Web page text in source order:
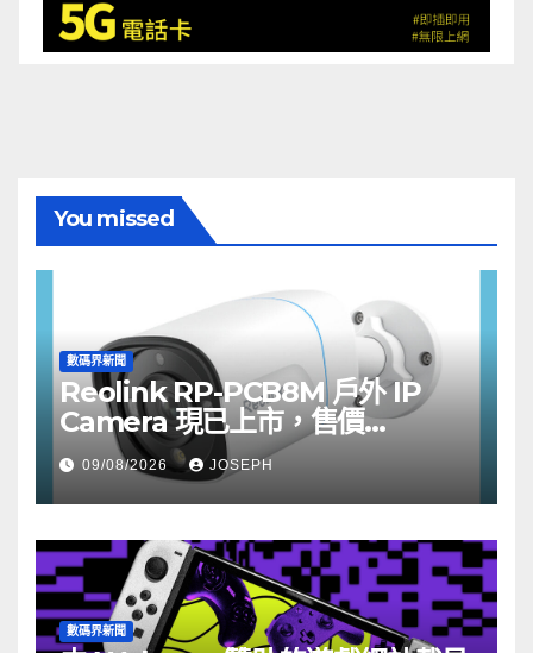
You missed
數碼界新聞
Reolink RP-PCB8M 戶外 IP
Camera 現已上市，售價
HK$722
09/08/2026 JOSEPH
數碼界新聞